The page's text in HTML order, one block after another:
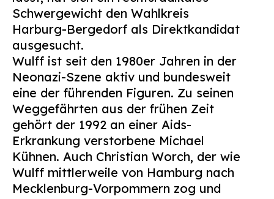
Schwergewicht den Wahlkreis
Harburg-Bergedorf als Direktkandidat
ausgesucht.
Wulff ist seit den 1980er Jahren in der
Neonazi-Szene aktiv und bundesweit
eine der führenden Figuren. Zu seinen
Weggefährten aus der frühen Zeit
gehört der 1992 an einer Aids-
Erkrankung verstorbene Michael
Kühnen. Auch Christian Worch, der wie
Wulff mittlerweile von Hamburg nach
Mecklenburg-Vorpommern zog und